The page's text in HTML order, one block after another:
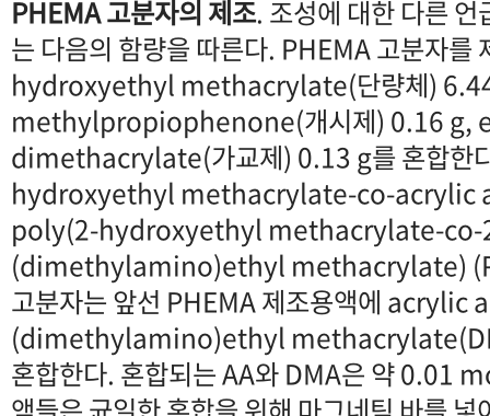
PHEMA 고분자의 제조. 조성에 대한 다른
는 다음의 함량을 따른다. PHEMA 고분자를
hydroxyethyl methacrylate(단량체)
methylpropiophenone(개시제) 0.16 g,
dimethacrylate(가교제) 0.13 g를 혼합한
hydroxyethyl methacrylate-co-acrylic
poly(2-hydroxyethyl methacrylate-co-
(dimethylamino)ethyl methacrylate)
고분자는 앞선 PHEMA 제조용액에 acrylic
(dimethylamino)ethyl
혼합한다. 혼합되는 AA와 DMA은 약 0.01